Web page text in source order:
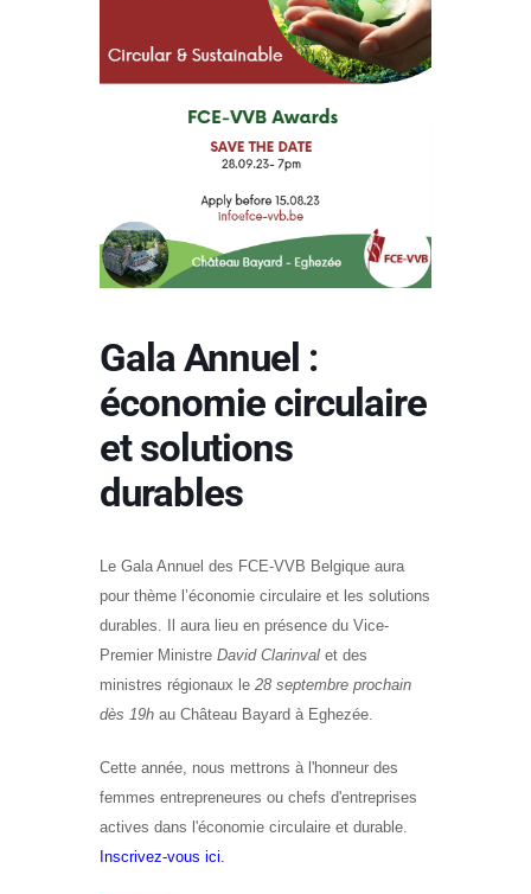
Gala Annuel :
économie circulaire
et solutions
durables
Le Gala Annuel des FCE-VVB Belgique aura
pour thème l’économie circulaire et les solutions
durables.
Il aura lieu en présence du Vice-
Premier Ministre David Clarinval et des
ministres régionaux le 28 septembre prochain
dès 19h au Château Bayard à Eghezée.
Cette année, nous mettrons à l'honneur des
femmes entrepreneures ou chefs d'entreprises
actives dans l'économie circulaire et durable.
Inscrivez-vous ici.